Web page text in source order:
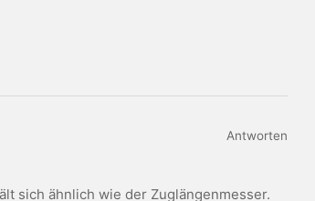
sich ähnlich wie der Zuglängenmesser.
Antworten